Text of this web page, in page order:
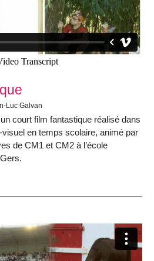
Luc Galvan
court film fantastique réalisé dans
visuel en temps scolaire, animé par
de CM1 et CM2 à l’école